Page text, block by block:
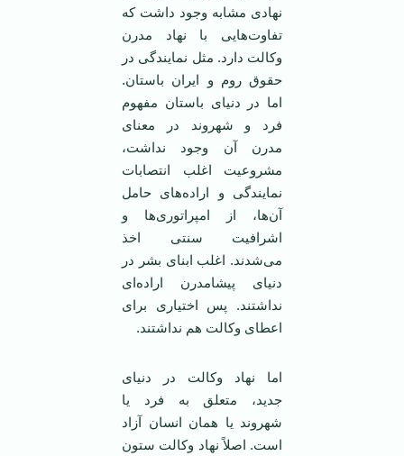
نهادی مشابه وجود داشت که
تفاوت‌هایی با نهاد مدرن
وکالت دارد. مثل نمایندگی در
حقوق روم و ایران باستان.
اما در دنیای باستان مفهوم
فرد و شهروند در معنای
مدرن آن وجود نداشت،
مشروعیت اغلب انتصابات
نمایندگی و اراده‌های حامل
آن‌ها، از امپراتوری‌ها و
اشرافیت سنتی اخذ
می‌شدند. اغلب ابنای بشر در
دنیای پیشامدرن اراده‌ای
نداشتند. پس اختیاری برای
اعطای وکالت هم نداشتند.
اما نهاد وکالت در دنیای
جدید، متعلق به فرد یا
شهروند یا همان انسان آزاد
است. اصلاً نهاد وکالت ستون